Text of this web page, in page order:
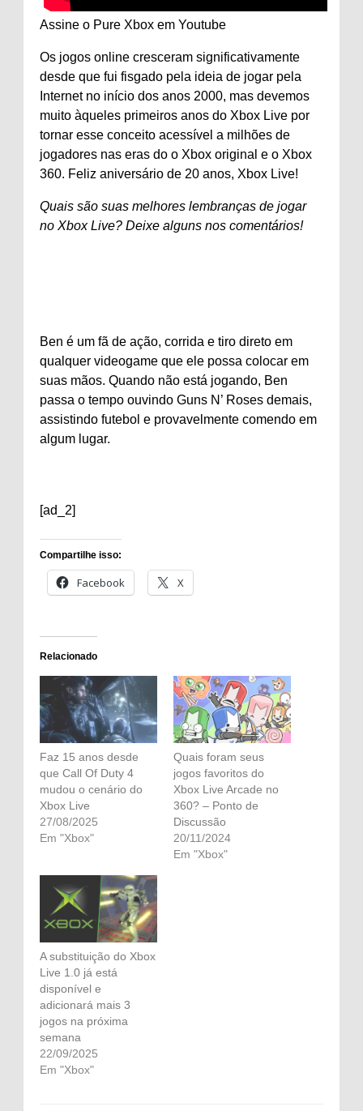
Assine o Pure Xbox em Youtube
Os jogos online cresceram significativamente
desde que fui fisgado pela ideia de jogar pela
Internet no início dos anos 2000, mas devemos
muito àqueles primeiros anos do Xbox Live por
tornar esse conceito acessível a milhões de
jogadores nas eras do o Xbox original e o Xbox
360. Feliz aniversário de 20 anos, Xbox Live!
Quais são suas melhores lembranças de jogar
no Xbox Live? Deixe alguns nos comentários!
Ben é um fã de ação, corrida e tiro direto em
qualquer videogame que ele possa colocar em
suas mãos. Quando não está jogando, Ben
passa o tempo ouvindo Guns N’ Roses demais,
assistindo futebol e provavelmente comendo em
algum lugar.
[ad_2]
Compartilhe isso:
Facebook X
Relacionado
Faz 15 anos desde
que Call Of Duty 4
mudou o cenário do
Xbox Live
27/08/2025
Em "Xbox"
Quais foram seus
jogos favoritos do
Xbox Live Arcade no
360? – Ponto de
Discussão
20/11/2024
Em "Xbox"
A substituição do Xbox
Live 1.0 já está
disponível e
adicionará mais 3
jogos na próxima
semana
22/09/2025
Em "Xbox"